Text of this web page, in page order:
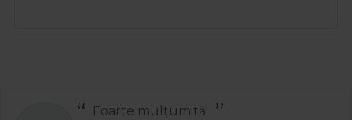
Foarte mulțumită!